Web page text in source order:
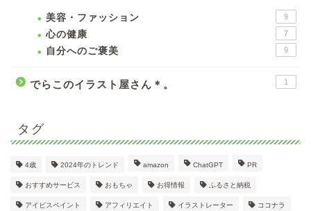
美容・ファッション 9
心の健康 7
自分へのご褒美 9
でらこのイラスト屋さん＊。 1
タグ
4歳 2024年のトレンド amazon ChatGPT PR
おすすめサービス おもちゃ お得情報 ふるさと納税
アイビスペイント アフィリエイト イラストレーター ココナラ